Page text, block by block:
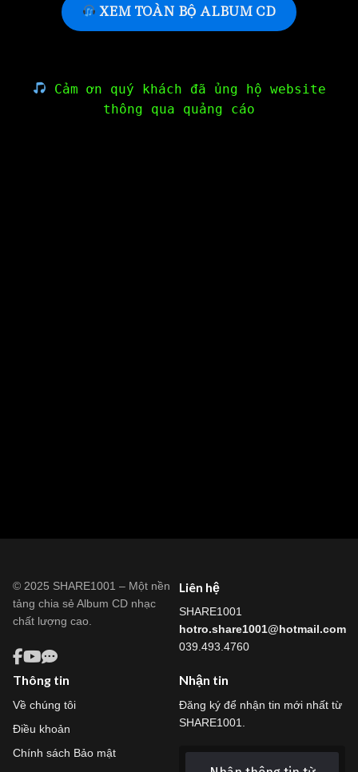
XEM TOÀN BỘ ALBUM CD
Cảm ơn quý khách đã ủng hộ website
thông qua quảng cáo
© 2025 SHARE1001 – Một nền
tảng chia sẻ Album CD nhạc
chất lượng cao.
Liên hệ
SHARE1001
hotro.share1001@hotmail.com
039.493.4760
Thông tin
Về chúng tôi
Điều khoản
Chính sách Bảo mật
Nhận tin
Đăng ký để nhận tin mới nhất từ
SHARE1001.